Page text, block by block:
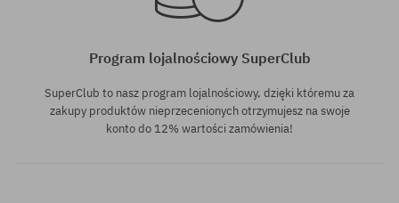
Program lojalnościowy SuperClub
SuperClub to nasz program lojalnościowy, dzięki któremu za
zakupy produktów nieprzecenionych otrzymujesz na swoje
konto do 12% wartości zamówienia!